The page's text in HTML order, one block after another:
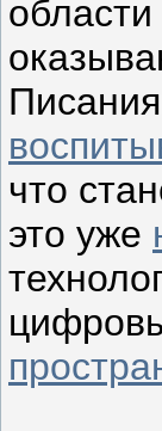
что
это уже